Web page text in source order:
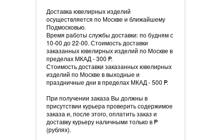
Доставка ювелирных изделий
осуществляется по Москве и ближайшему
Подмосковью.
Время работы службы доставки: по будням с
10-00 до 22-00. Стоимость доставки
заказанных ювелирных изделий по Москве в
пределах МКАД - 300 =
P.
Стоимость доставки заказанных ювелирных
изделий по Москве в выходные и
праздничные дни в пределах МКАД - 500 =
P.
При получении заказа Вы должны в
присутствии курьера проверить содержимое
заказа и, после этого, оплатить заказ и
доставку курьеру наличными только в =
P
(рублях).